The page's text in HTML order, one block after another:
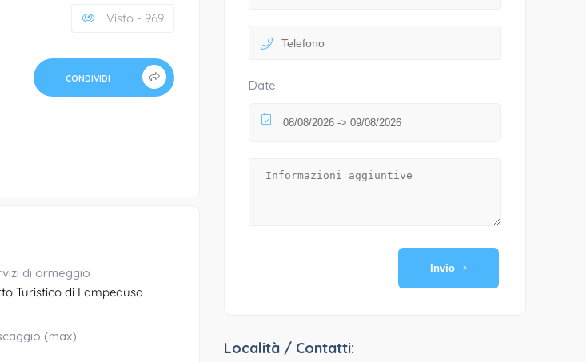
Visto - 969
CONDIVIDI
di ormeggio
Turistico di Lampedusa
(max)
Date
Invio
Località / Contatti: